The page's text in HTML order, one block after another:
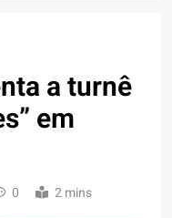
a turnê
em
0 2 mins